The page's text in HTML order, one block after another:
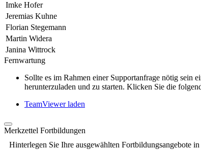
Imke Hofer
Jeremias Kuhne
Florian Stegemann
Martin Widera
Janina Wittrock
Fernwartung
Sollte es im Rahmen einer Supportanfrage nötig
herunterzuladen und zu starten. Klicken Sie die
TeamViewer laden
Merkzettel Fortbildungen
Hinterlegen Sie Ihre ausgewählten Fortbildungsangebote